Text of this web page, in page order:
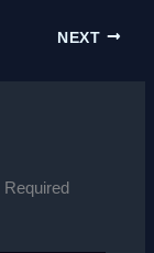
NEXT
Required